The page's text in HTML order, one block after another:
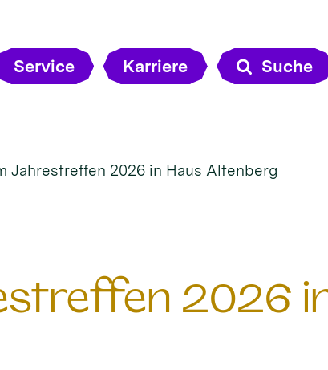
Service Karriere Suche
Jahrestreffen 2026 in Haus Altenberg
2026